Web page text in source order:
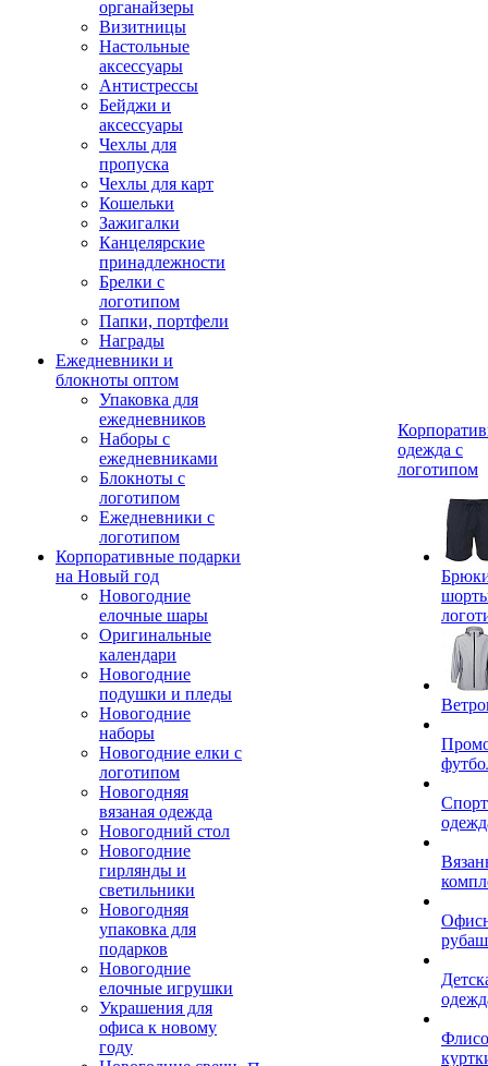
органайзеры
Визитницы
Настольные
аксессуары
Антистрессы
Бейджи и
аксессуары
Чехлы для
пропуска
Чехлы для карт
Кошельки
Зажигалки
Канцелярские
принадлежности
Брелки с
логотипом
Папки, портфели
Награды
Ежедневники и
блокноты оптом
Упаковка для
ежедневников
Наборы с
ежедневниками
Блокноты с
логотипом
Ежедневники с
логотипом
Корпоративные подарки
на Новый год
Новогодние
елочные шары
Оригинальные
календари
Новогодние
подушки и пледы
Новогодние
наборы
Новогодние елки с
логотипом
Новогодняя
вязаная одежда
Новогодний стол
Новогодние
гирлянды и
светильники
Новогодняя
упаковка для
подарков
Новогодние
елочные игрушки
Украшения для
офиса к новому
году
одежда с
логотипом